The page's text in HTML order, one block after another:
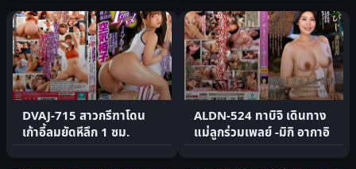
DVAJ-715 สาวกรีฑาโดน
เก้าอี้ลมยัดหีลึก 1 ซม.
ALDN-524 ทาบิจิ เดินทาง
แม่ลูกร่วมเพลย์ -มิกิ อากาอิ